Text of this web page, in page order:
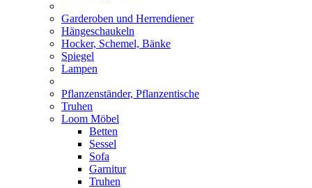
Garderoben und Herrendiener
Hängeschaukeln
Hocker, Schemel, Bänke
Spiegel
Lampen
Pflanzenständer, Pflanzentische
Truhen
Loom Möbel
Betten
Sessel
Sofa
Garnitur
Truhen